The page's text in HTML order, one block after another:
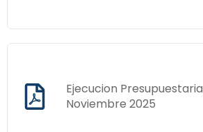
Ejecucion Presupuestaria
Noviembre 2025